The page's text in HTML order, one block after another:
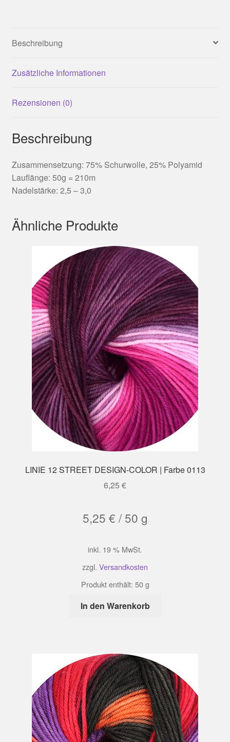
Beschreibung
Zusätzliche Informationen
Rezensionen (0)
Beschreibung
Zusammensetzung: 75% Schurwolle, 25% Polyamid
Lauflänge: 50g = 210m
Nadelstärke: 2,5 – 3,0
Ähnliche Produkte
LINIE 12 STREET DESIGN-COLOR | Farbe 0113
6,25 €
5,25 € /50 g
inkl. 19 % MwSt.
zzgl. Versandkosten
Produkt enthält: 50g
In den Warenkorb